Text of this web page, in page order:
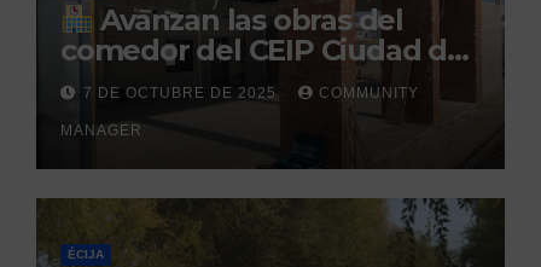
Avanzan las obras del
comedor del CEIP Ciudad del
Sol: su finalización está
prevista para finales de 2025
7 DE OCTUBRE DE 2025 COMMUNITY
MANAGER
ÉCIJA